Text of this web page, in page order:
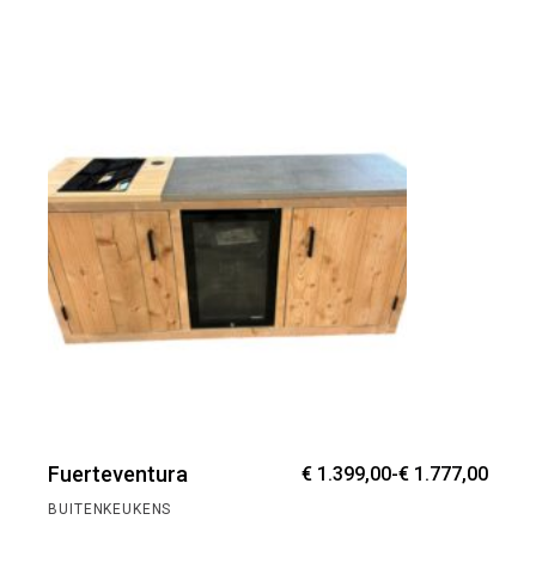
Fuerteventura €1.399,00-€1.777,00
€
BUITENKEUKENS